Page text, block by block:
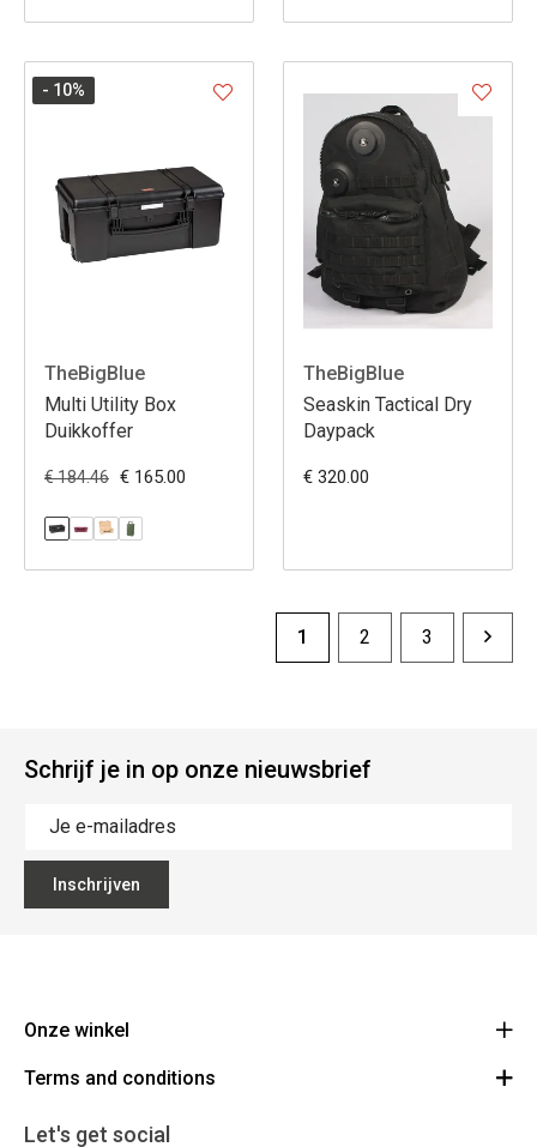
TheBigBlue
Multi Utility Box
Duikkoffer
€ 184.46 € 165.00
- 10%
TheBigBlue
Seaskin Tactical Dry
Daypack
€ 320.00
1 2 3
Schrijf je in op onze nieuwsbrief
Inschrijven
Onze winkel
The Big Blue
Route
Terms and conditions
Voorwaarden
Let's get social